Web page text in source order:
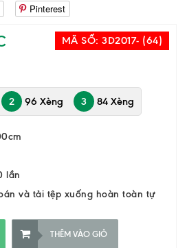
Pinterest
MÃ SỐ: 3D2017- (64)
2 96 Xèng 3 84 Xèng
lần
và tải tệp xuống hoàn toàn tự
THÊM VÀO GIỎ